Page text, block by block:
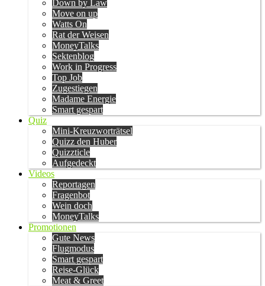
Down by Law
Move on up
Watts On
Rat der Weisen
MoneyTalks
Sektenblog
Work in Progress
Top Job
Zugestiegen
Madame Energie
Smart gespart
Quiz
Mini-Kreuzworträtsel
Quizz den Huber
Quizzticle
Aufgedeckt
Videos
Reportagen
Fragenbot
Wein doch
MoneyTalks
Promotionen
Gute News
Flugmodus
Smart gespart
Reise-Glück
Meat & Greet